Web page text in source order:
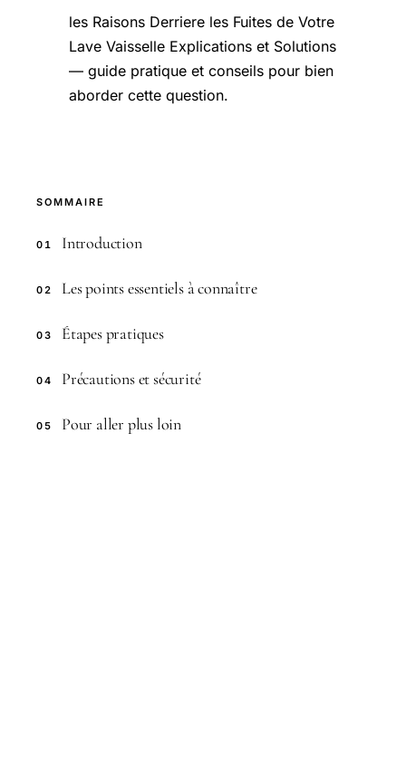
les Raisons Derriere les Fuites de Votre
Lave Vaisselle Explications et Solutions
— guide pratique et conseils pour bien
aborder cette question.
SOMMAIRE
01 Introduction
02 Les points essentiels à connaître
03 Étapes pratiques
04 Précautions et sécurité
05 Pour aller plus loin